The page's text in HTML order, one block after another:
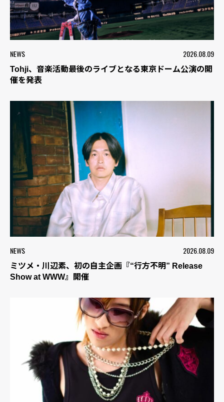
NEWS 2026.08.09
Tohji、音楽活動最後のライブとなる東京ドーム公演の開
催を発表
NEWS 2026.08.09
ミツメ・川辺素、初の自主企画『“行方不明” Release
Show at WWW』開催